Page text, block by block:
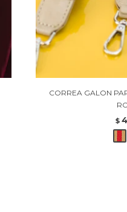
CORREA GALON
$